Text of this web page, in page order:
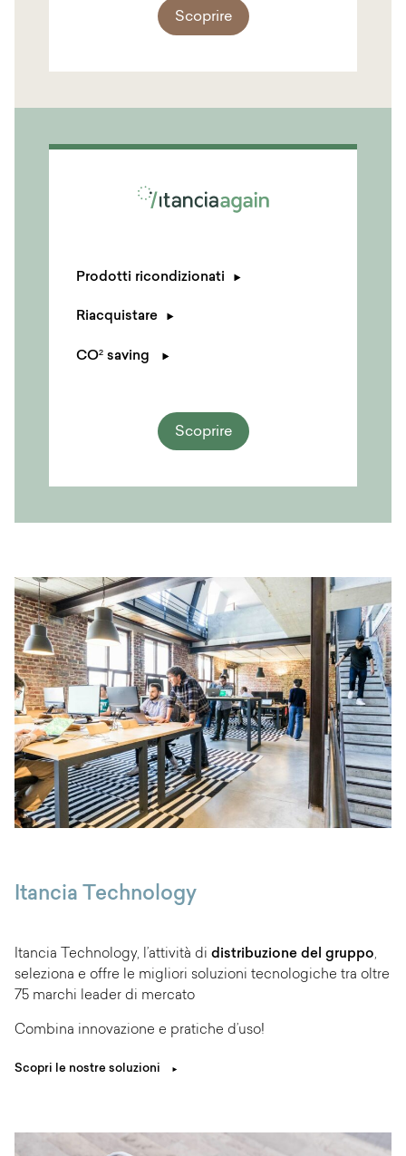
Scoprire
Prodotti ricondizionati
Riacquistare
CO² saving
Scoprire
Itancia Technology
Itancia Technology, l’attività di distribuzione del gruppo,
seleziona e offre le migliori soluzioni tecnologiche tra oltre
75 marchi leader di mercato
Combina innovazione e pratiche d’uso!
Scopri le nostre soluzioni